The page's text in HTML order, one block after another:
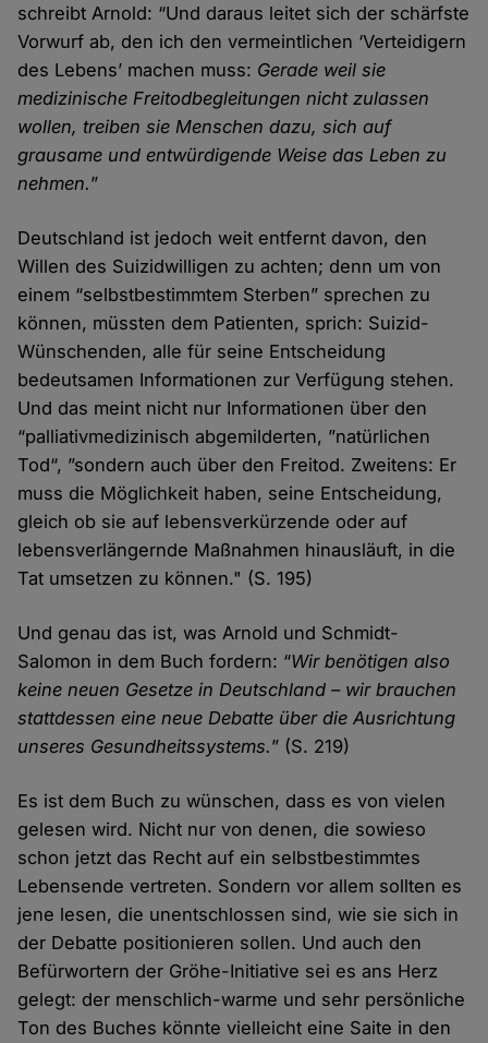
schreibt Arnold: “Und daraus leitet sich der schärfste
Vorwurf ab, den ich den vermeintlichen ‘Verteidigern
des Lebens’ machen muss: Gerade weil sie
medizinische Frei­tod­begleitungen nicht zu­lassen
wollen, treiben sie Menschen dazu, sich auf
grausame und entwürdigende Weise das Leben zu
nehmen.”
Deutschland ist jedoch weit entfernt davon, den
Willen des Suizid­willigen zu achten; denn um von
einem “selbst­bestimmtem Sterben” sprechen zu
können, müssten dem Patienten, sprich: Suizid-
Wünschenden, alle für seine Ent­scheidung
bedeutsamen Informationen zur Verfügung stehen.
Und das meint nicht nur Informationen über den
“palliativ­medizinisch abge­milderten, ”natürlichen
Tod“, ”sondern auch über den Frei­tod. Zweitens: Er
muss die Möglich­keit haben, seine Ent­scheidung,
gleich ob sie auf lebens­verkürzende oder auf
lebens­verlängernde Maß­nahmen hinaus­läuft, in die
Tat umsetzen zu können." (S. 195)
Und genau das ist, was Arnold und Schmidt-
Salomon in dem Buch fordern: “Wir benötigen also
keine neuen Gesetze in Deutschland – wir brauchen
statt­dessen eine neue Debatte über die Aus­richtung
unseres Gesund­heits­systems.” (S. 219)
Es ist dem Buch zu wünschen, dass es von vielen
gelesen wird. Nicht nur von denen, die sowieso
schon jetzt das Recht auf ein selbst­bestimmtes
Lebens­ende vertreten. Sondern vor allem sollten es
jene lesen, die unent­schlossen sind, wie sie sich in
der Debatte positionieren sollen. Und auch den
Befür­wortern der Gröhe-Initiative sei es ans Herz
gelegt: der menschlich-warme und sehr persönliche
Ton des Buches könnte vielleicht eine Saite in den